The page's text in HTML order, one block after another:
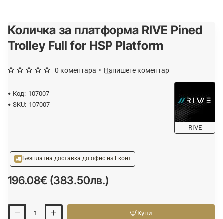
Количка за платформа RIVE Pined
Trolley Full for HSP Platform
Код: 107007
SKU: 107007
RIVE
0 коментара • Напишете коментар
Безплатна доставка до офис на Еконт
196.08€ (383.50лв.)
Купи